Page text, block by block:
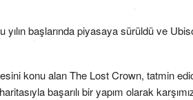
başlarında piyasaya sürüldü ve
konu alan The Lost Crown, tatmin
başarılı bir yapım olarak